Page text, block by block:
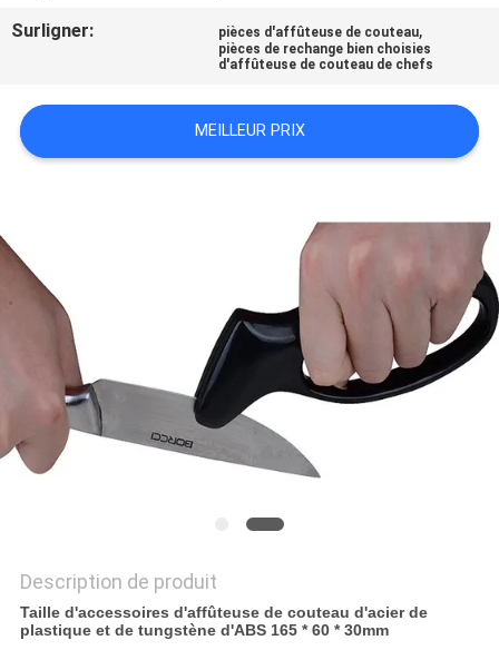
QUALITÉ
NOUS
CONTACTER
LES
AFFAIRES
DEMANDEZ
DEVIS
DU
SITE
Surligner:
pièces d'affûteuse de couteau,
pièces de rechange bien choisies
d'affûteuse de couteau de chefs
MEILLEUR PRIX
Description de produit
Taille d'accessoires d'affûteuse de couteau d'acier de
plastique et de tungstène d'ABS 165 * 60 * 30mm